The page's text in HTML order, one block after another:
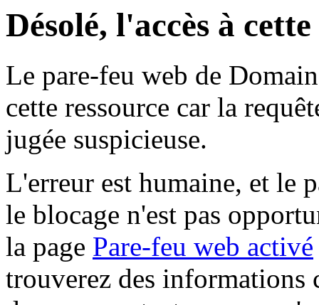
Désolé, l'accès à
Le pare-feu web de
cette ressource car la
jugée suspicieuse.
L'erreur est humaine, et le
le blocage n'est pas
la page Pare-feu web activé
trouverez des informations